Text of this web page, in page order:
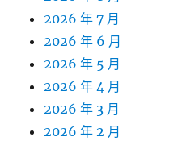
2026 年 7 月
2026 年 6 月
2026 年 5 月
2026 年 4 月
2026 年 3 月
2026 年 2 月